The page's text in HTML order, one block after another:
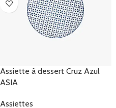
Assiette à dessert Cruz Azul
ASIA
Assiettes